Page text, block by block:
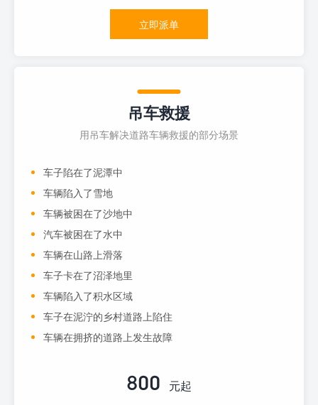
立即派单
吊车救援
用吊车解决道路车辆救援的部分场景
车子陷在了泥潭中
车辆陷入了雪地
车辆被困在了沙地中
汽车被困在了水中
车辆在山路上滑落
车子卡在了沼泽地里
车辆陷入了积水区域
车子在泥泞的乡村道路上陷住
车辆在拥挤的道路上发生故障
800 元起